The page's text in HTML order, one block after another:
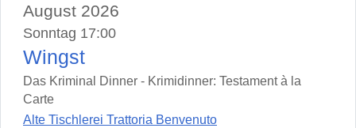
August 2026
Sonntag 17:00
Wingst
Das Kriminal Dinner - Krimidinner: Testament à la
Carte
Alte Tischlerei Trattoria Benvenuto